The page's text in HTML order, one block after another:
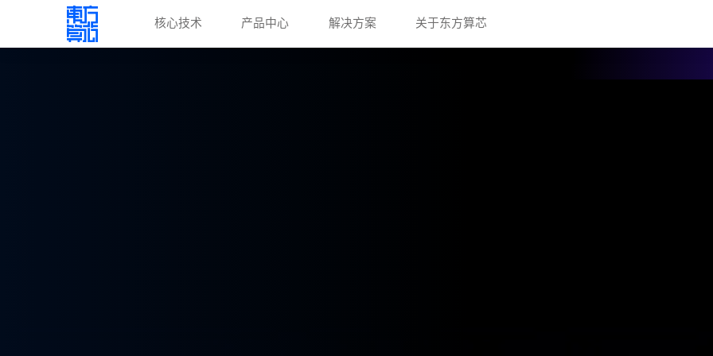
核心技术 产品中心 解决方案 关于东方算芯